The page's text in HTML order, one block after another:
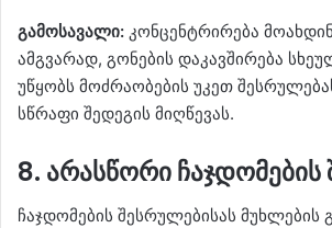
გამოსავალი: კონცენტრირება
ამგვარად, გონების დაკავშირება
უწყობს მოძრაობების უკეთ
სწრაფი შედეგის მიღწევას.
8. არასწორი
ჩაჯდომების შესრულებისას მუხლების